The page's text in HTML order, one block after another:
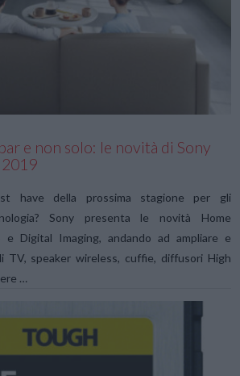
e non solo: le novità di Sony
have della prossima stagione per gli
Sony presenta le novità Home
e Digital Imaging, andando ad ampliare e
TV, speaker wireless, cuffie, diffusori High
…